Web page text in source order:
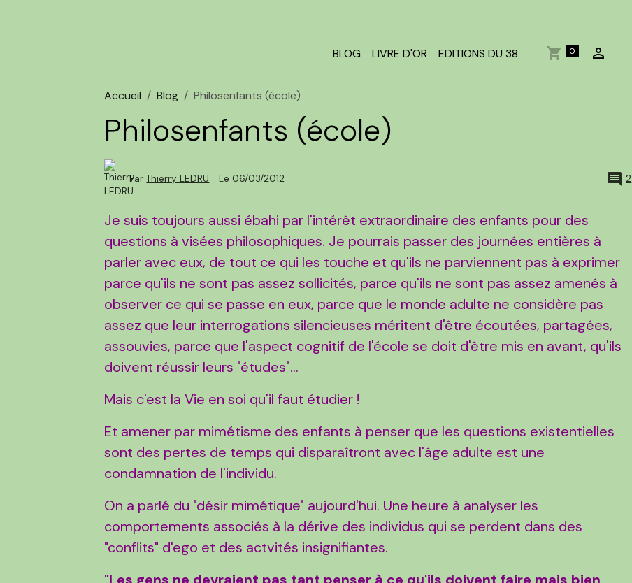
BLOG LIVRE D'OR EDITIONS DU 38 0
Accueil Blog Philosenfants (école)
Philosenfants (école)
ParThierry LEDRU Le 06/03/2012 2
Je suis toujours aussi ébahi par l'intérêt extraordinaire des enfants pour des
questions à visées philosophiques. Je pourrais passer des journées entières à
parler avec eux, de tout ce qui les touche et qu'ils ne parviennent pas à exprimer
parce qu'ils ne sont pas assez sollicités, parce qu'ils ne sont pas assez amenés à
observer ce qui se passe en eux, parce que le monde adulte ne considère pas
assez que leur interrogations silencieuses méritent d'être écoutées, partagées,
assouvies, parce que l'aspect cognitif de l'école se doit d'être mis en avant, qu'ils
doivent réussir leurs "études"...
Mais c'est la Vie en soi qu'il faut étudier !
Et amener par mimétisme des enfants à penser que les questions existentielles
sont des pertes de temps qui disparaîtront avec l'âge adulte est une
condamnation de l'individu.
On a parlé du "désir mimétique" aujourd'hui. Une heure à analyser les
comportements associés à la dérive des individus qui se perdent dans des
"conflits" d'ego et des actvités insignifiantes.